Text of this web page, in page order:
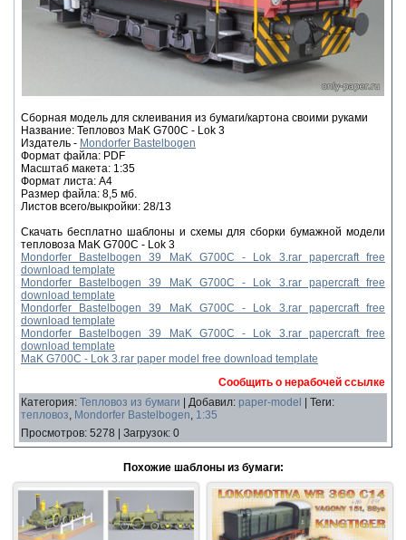
Сборная модель для склеивания из бумаги/картона своими руками
Название: Тепловоз MaK G700C - Lok 3
Издатель - Mondorfer Bastelbogen
Формат файла: PDF
Масштаб макета: 1:35
Формат листа: А4
Размер файла: 8,5 мб.
Листов всего/выкройки: 28/13
Скачать бесплатно шаблоны и схемы для сборки бумажной модели
тепловоза MaK G700C - Lok 3
Mondorfer Bastelbogen 39 MaK G700C - Lok 3.rar papercraft free
download template
Mondorfer Bastelbogen 39 MaK G700C - Lok 3.rar papercraft free
download template
Mondorfer Bastelbogen 39 MaK G700C - Lok 3.rar papercraft free
download template
Mondorfer Bastelbogen 39 MaK G700C - Lok 3.rar papercraft free
download template
MaK G700C - Lok 3.rar paper model free download template
Сообщить о нерабочей ссылке
Категория: Тепловоз из бумаги Добавил: paper-model Теги:
тепловоз, Mondorfer Bastelbogen, 1:35
Просмотров: 5278 Загрузок: 0
Похожие шаблоны из бумаги: